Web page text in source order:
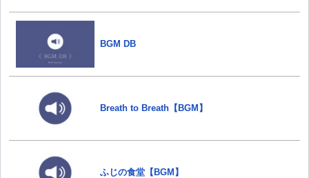
BGM DB
Breath to Breath【BGM】
ふじの食堂【BGM】